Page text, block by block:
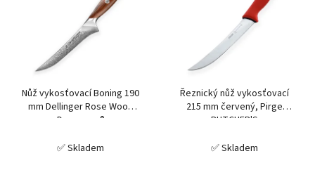
Nůž vykosťovací Boning 190
mm Dellinger Rose Wood
Damascus®
✅ Skladem
Řeznický nůž vykosťovací
215 mm červený, Pirge
BUTCHER'S
✅ Skladem